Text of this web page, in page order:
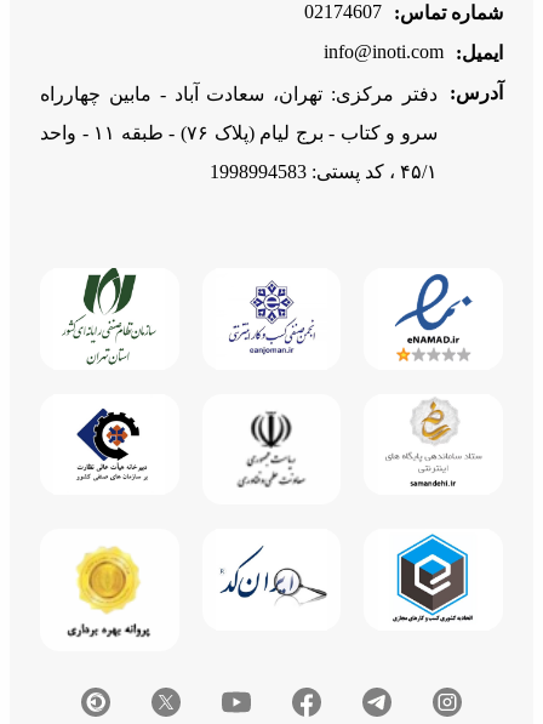
شماره تماس:
02174607
ایمیل:
info@inoti.com
آدرس:
دفتر مرکزی: تهران، سعادت آباد - مابین چهارراه
سرو و کتاب - برج لیام (پلاک ۷۶) - طبقه ۱۱ - واحد
۴۵/۱ ، کد پستی: 1998994583